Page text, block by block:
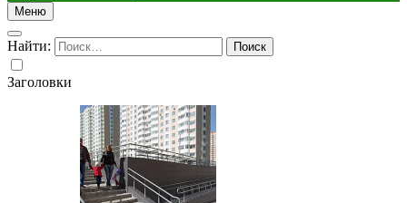
Меню
Найти:
Заголовки